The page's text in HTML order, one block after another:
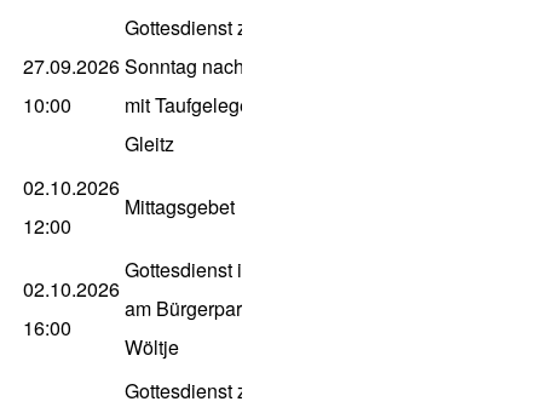
27.09.2026
10:00
Gottesdienst zum 17.
Sonntag nach Trinitatis
mit Taufgelegenheit, P.
Gleitz
02.10.2026
12:00
Mittagsgebet
02.10.2026
16:00
Gottesdienst im Haus
am Bürgerpark, Ln.
Wöltje
Gottesdienst zum